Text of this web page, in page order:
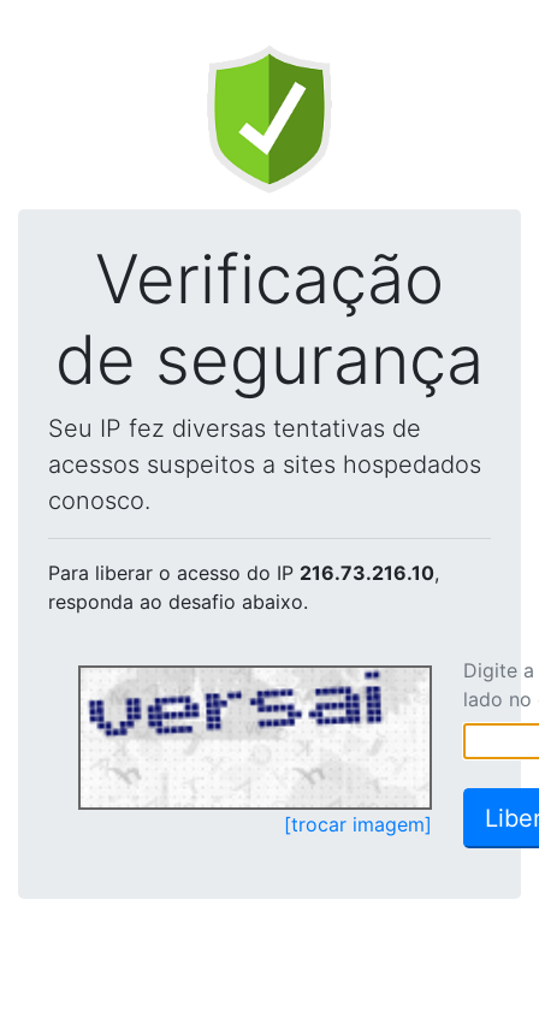
Verificação
de segurança
Seu IP fez diversas tentativas de
acessos suspeitos a sites hospedados
conosco.
Para liberar o acesso do IP 216.73.216.10,
responda ao desafio abaixo.
[trocar imagem]
Digite
lado no